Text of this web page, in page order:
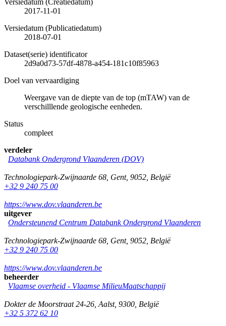
2017-11-01
Versiedatum (Publicatiedatum)
2018-07-01
Dataset(serie) identificator
2d9a0d73-57df-4878-a454-181c10f85963
Doel van vervaardiging
Weergave van de diepte van de top (mTAW) van de
verschilllende geologische eenheden.
Status
compleet
verdeler
Databank Ondergrond Vlaanderen (DOV)
Technologiepark-Zwijnaarde 68 Gent, 9052 België
+32 9 240 75 00
https://www.dov.vlaanderen.be
uitgever
Ondersteunend Centrum Databank Ondergrond Vlaanderen
Technologiepark-Zwijnaarde 68 Gent, 9052 België
+32 9 240 75 00
https://www.dov.vlaanderen.be
beheerder
Vlaamse overheid - Vlaamse MilieuMaatschappij
Dokter de Moorstraat 24-26 Aalst, 9300 België
+32 5 372 62 10